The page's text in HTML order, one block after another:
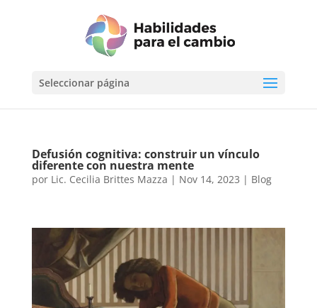
Seleccionar página
Defusión cognitiva: construir un vínculo
diferente con nuestra mente
por Lic. Cecilia Brittes Mazza | Nov 14, 2023 | Blog